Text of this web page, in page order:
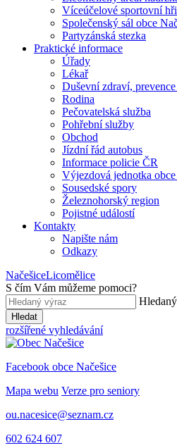
Víceúčelové sportovní
Společenský sál obce
Partyzánská stezka
Praktické informace
Úřady
Lékař
Duševní zdraví,
Rodina
Pečovatelská služba
Pohřební služby
Obchod
Jízdní řád autobus
Informace policie ČR
Výjezdová jednotka
Sousedské spory
Železnohorský region
Pojistné událostí
Kontakty
Napište nám
Odkazy
NačešiceLicomělice
S čím Vám můžeme pomoci?
Hledat
rozšířené vyhledávání
Facebook obce Načešice
Mapa webu Verze pro seniory
ou.nacesice@seznam.cz
602 624 607